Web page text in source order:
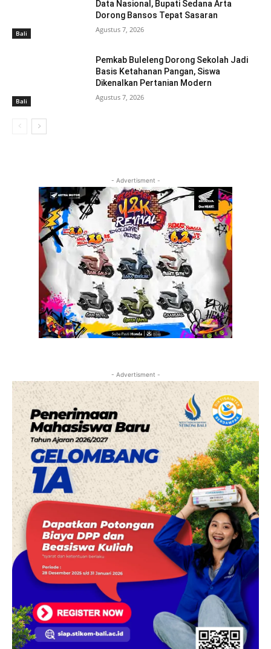
Bali
Data Nasional, Bupati Sedana Arta
Dorong Bansos Tepat Sasaran
Agustus 7, 2026
Bali
Pemkab Buleleng Dorong Sekolah Jadi
Basis Ketahanan Pangan, Siswa
Dikenalkan Pertanian Modern
Agustus 7, 2026
- Advertisment -
- Advertisment -